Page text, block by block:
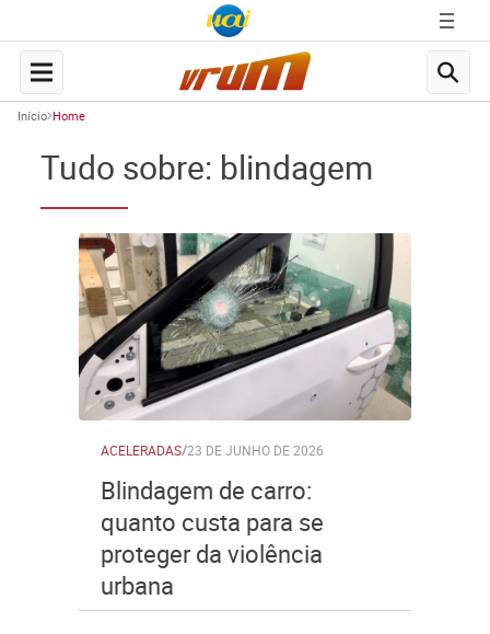
Início Home
Tudo sobre: blindagem
ACELERADAS/23 DE JUNHO DE 2026
Blindagem de carro:
quanto custa para se
proteger da violência
urbana